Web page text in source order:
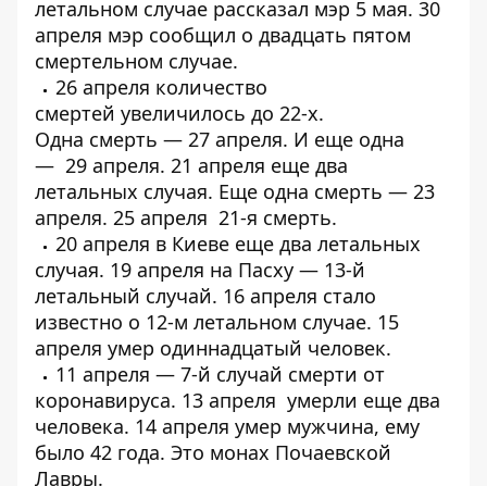
летальном случае рассказал мэр 5 мая. 30
апреля мэр сообщил о двадцать пятом
смертельном случае.
26 апреля количество
смертей увеличилось до 22-х.
Одна смерть — 27 апреля. И еще одна
— 29 апреля. 21 апреля еще два
летальных случая. Еще одна смерть — 23
апреля. 25 апреля 21-я смерть.
20 апреля в Киеве еще два летальных
случая. 19 апреля на Пасху — 13-й
летальный случай. 16 апреля стало
известно о 12-м летальном случае. 15
апреля умер одиннадцатый человек.
11 апреля — 7-й случай смерти от
коронавируса. 13 апреля умерли еще два
человека. 14 апреля умер мужчина, ему
было 42 года. Это монах Почаевской
Лавры.